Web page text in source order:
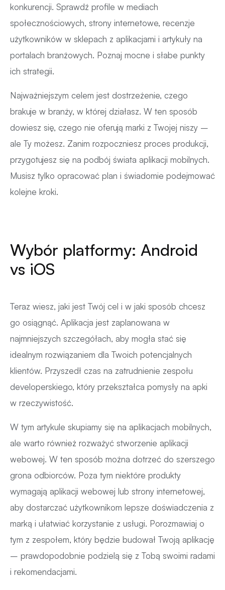
konkurencji. Sprawdź profile w mediach
społecznościowych, strony internetowe, recenzje
użytkowników w sklepach z aplikacjami i artykuły na
portalach branżowych. Poznaj mocne i słabe punkty
ich strategii.
Najważniejszym celem jest dostrzeżenie, czego
brakuje w branży, w której działasz. W ten sposób
dowiesz się, czego nie oferują marki z Twojej niszy –
ale Ty możesz. Zanim rozpoczniesz proces produkcji,
przygotujesz się na podbój świata aplikacji mobilnych.
Musisz tylko opracować plan i świadomie podejmować
kolejne kroki.
Wybór platformy: Android
vs iOS
Teraz wiesz, jaki jest Twój cel i w jaki sposób chcesz
go osiągnąć. Aplikacja jest zaplanowana w
najmniejszych szczegółach, aby mogła stać się
idealnym rozwiązaniem dla Twoich potencjalnych
klientów. Przyszedł czas na zatrudnienie zespołu
developerskiego, który przekształca pomysły na apki
w rzeczywistość.
W tym artykule skupiamy się na aplikacjach mobilnych,
ale warto również rozważyć stworzenie aplikacji
webowej. W ten sposób można dotrzeć do szerszego
grona odbiorców. Poza tym niektóre produkty
wymagają aplikacji webowej lub strony internetowej,
aby dostarczać użytkownikom lepsze doświadczenia z
marką i ułatwiać korzystanie z usługi. Porozmawiaj o
tym z zespołem, który będzie budował Twoją aplikację
– prawdopodobnie podzielą się z Tobą swoimi radami
i rekomendacjami.